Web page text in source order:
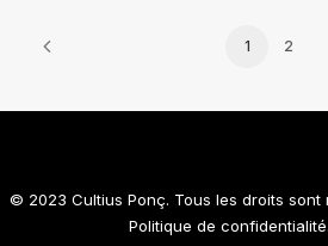
1 2
© 2023 Cultius Ponç. Tous les droits sont
Politique de confidentialité.